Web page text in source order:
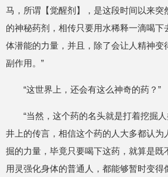
马，所谓【觉醒剂】，是这段时间以来突
的神秘药剂，相传只要用水稀释一滴喝下
体潜能的力量，并且，除了会让人精神变
副作用。”
“这世界上，还会有这么神奇的药？”
“当然，这个药的名头就是打着挖掘
井上的传言，相信这个药的人大多都认为
掘的力量，毕竟只要喝下这药，就算是既
用灵强化身体的普通人，都能够暂时变得